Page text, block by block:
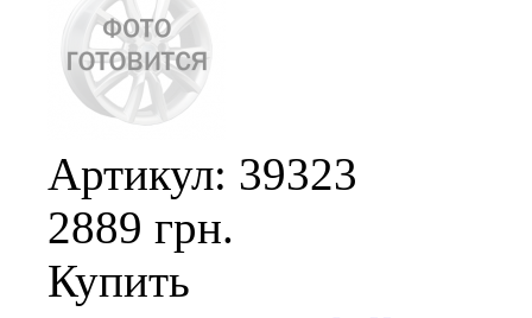
Артикул: 39323
2889 грн.
Купить